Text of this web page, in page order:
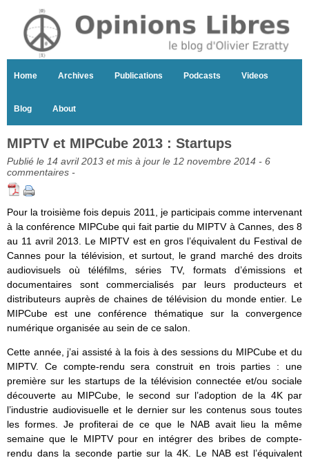
Home Archives Publications Podcasts Videos
Blog About
MIPTV et MIPCube 2013 : Startups
Publié le 14 avril 2013 et mis à jour le 12 novembre 2014 - 6
commentaires -
Pour la troisième fois depuis 2011, je participais comme intervenant
à la conférence MIPCube qui fait partie du MIPTV à Cannes, des 8
au 11 avril 2013. Le MIPTV est en gros l’équivalent du Festival de
Cannes pour la télévision, et surtout, le grand marché des droits
audiovisuels où téléfilms, séries TV, formats d’émissions et
documentaires sont commercialisés par leurs producteurs et
distributeurs auprès de chaines de télévision du monde entier. Le
MIPCube est une conférence thématique sur la convergence
numérique organisée au sein de ce salon.
Cette année, j’ai assisté à la fois à des sessions du MIPCube et du
MIPTV. Ce compte-rendu sera construit en trois parties : une
première sur les startups de la télévision connectée et/ou sociale
découverte au MIPCube, le second sur l’adoption de la 4K par
l’industrie audiovisuelle et le dernier sur les contenus sous toutes
les formes. Je profiterai de ce que le NAB avait lieu la même
semaine que le MIPTV pour en intégrer des bribes de compte-
rendu dans la seconde partie sur la 4K. Le NAB est l’équivalent